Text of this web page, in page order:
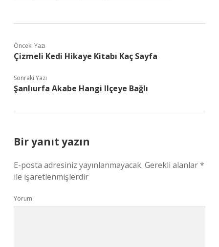
Önceki Yazı
Çizmeli Kedi Hikaye Kitabı Kaç Sayfa
Sonraki Yazı
Şanlıurfa Akabe Hangi Ilçeye Bağlı
Bir yanıt yazın
E-posta adresiniz yayınlanmayacak. Gerekli alanlar*
ile işaretlenmişlerdir
Yorum